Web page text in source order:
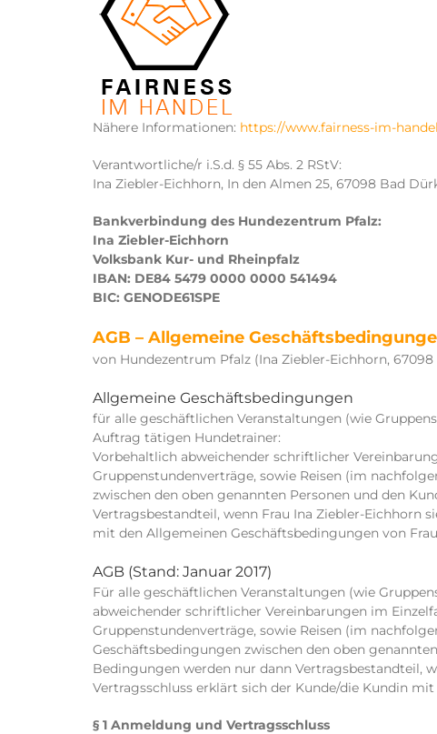
Nähere Informationen: https://www.fairness-im-
Verantwortliche/r i.S.d. § 55 Abs. 2 RStV:
Ina Ziebler-Eichhorn, In den Almen 25, 67098 Bad
Bankverbindung des Hundezentrum Pfalz:
Ina Ziebler-Eichhorn
Volksbank Kur- und Rheinpfalz
IBAN: DE84 5479 0000 0000 541494
BIC: GENODE61SPE
AGB – Allgemeine
von Hundezentrum Pfalz (Ina Ziebler-Eichhorn,
Allgemeine Geschäftsbedingungen
für alle geschäftlichen Veranstaltungen (wie
Auftrag tätigen Hundetrainer:
Vorbehaltlich abweichender schriftlicher
Gruppenstundenverträge, sowie Reisen (im
zwischen den oben genannten Personen und den
Vertragsbestandteil, wenn Frau Ina Ziebler-Eichhorn
mit den Allgemeinen Geschäftsbedingungen von
AGB (Stand: Januar 2017)
Für alle geschäftlichen Veranstaltungen (wie
abweichender schriftlicher Vereinbarungen im
Gruppenstundenverträge, sowie Reisen (im
Geschäftsbedingungen zwischen den oben
Bedingungen werden nur dann Vertragsbestandteil,
Vertragsschluss erklärt sich der Kunde/die Kundin
§ 1 Anmeldung und Vertragsschluss